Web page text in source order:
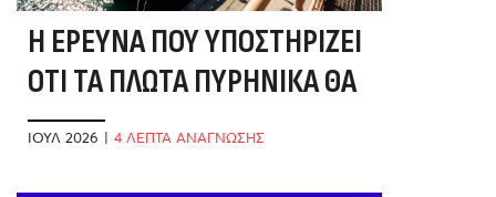
Η ΈΡΕΥΝΑ ΠΟΥ ΥΠΟΣΤΗΡΊΖΕΙ
ΌΤΙ ΤΑ ΠΛΩΤΆ ΠΥΡΗΝΙΚΆ ΘΑ
ΣΏΣΟΥΝ ΤΑ ΕΛΛΗΝΙΚΆ ΝΗΣΙΆ
ΙΟΎΛ 2026 | 4 ΛΕΠΤΑ ΑΝΑΓΝΩΣΗΣ